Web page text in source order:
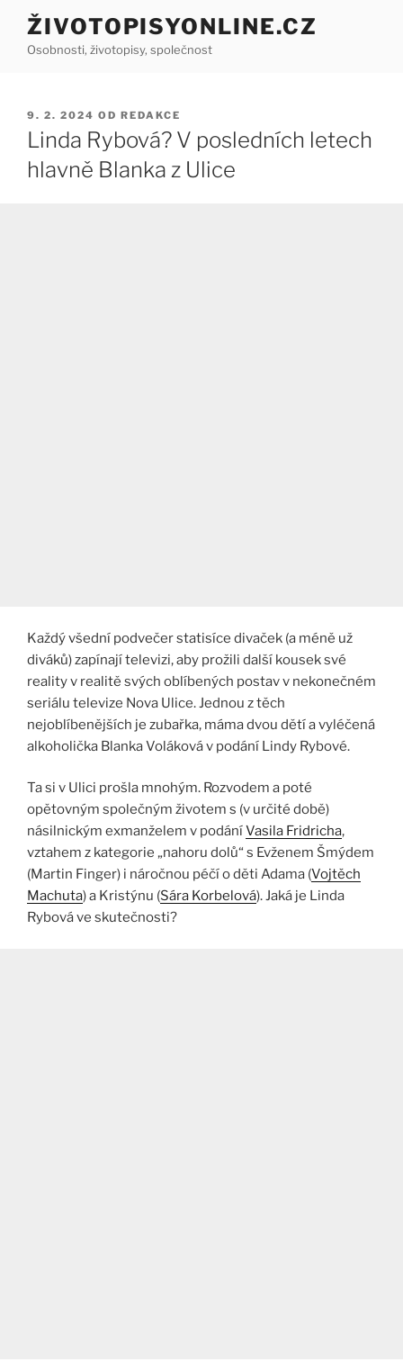
Přejít
obsahu
ŽIVOTOPISYONLINE.CZ
Osobnosti, životopisy, společnost
PUBLIKOVÁNO
9. 2. 2024 OD REDAKCE
Linda Rybová? V posledních letech
hlavně Blanka z Ulice
Každý všední podvečer statisíce divaček (a méně už
diváků) zapínají televizi, aby prožili další kousek své
reality v realitě svých oblíbených postav v nekonečném
seriálu televize Nova Ulice. Jednou z těch
nejoblíbenějších je zubařka, máma dvou dětí a vyléčená
alkoholička Blanka Voláková v podání Lindy Rybové.
Ta si v Ulici prošla mnohým. Rozvodem a poté
opětovným společným životem s (v určité době)
násilnickým exmanželem v podáníVasila Fridricha,
vztahem z kategorie „nahoru dolů“ s Evženem Šmýdem
(Martin Finger) i náročnou péčí o děti Adama (Vojtěch
Machuta) a Kristýnu (Sára Korbelová). Jaká je Linda
Rybová ve skutečnosti?